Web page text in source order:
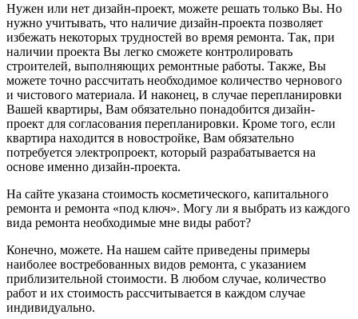
Нужен или нет дизайн-проект, можете решать только Вы. Но
нужно учитывать, что наличие дизайн-проекта позволяет
избежать некоторых трудностей во время ремонта. Так, при
наличии проекта Вы легко сможете контролировать
строителей, выполняющих ремонтные работы. Также, Вы
можете точно рассчитать необходимое количество чернового
и чистового материала. И наконец, в случае перепланировки
Вашей квартиры, Вам обязательно понадобится дизайн-
проект для согласования перепланировки. Кроме того, если
квартира находится в новостройке, Вам обязательно
потребуется электропроект, который разрабатывается на
основе именно дизайн-проекта.
На сайте указана стоимость косметического, капитального
ремонта и ремонта «под ключ». Могу ли я выбрать из каждого
вида ремонта необходимые мне виды работ?
Конечно, можете. На нашем сайте приведены примеры
наиболее востребованных видов ремонта, с указанием
приблизительной стоимости. В любом случае, количество
работ и их стоимость рассчитывается в каждом случае
индивидуально.